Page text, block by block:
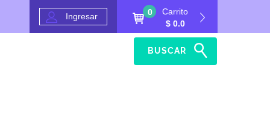
Ingresar 0
Carrito
$ 0.0
BUSCAR